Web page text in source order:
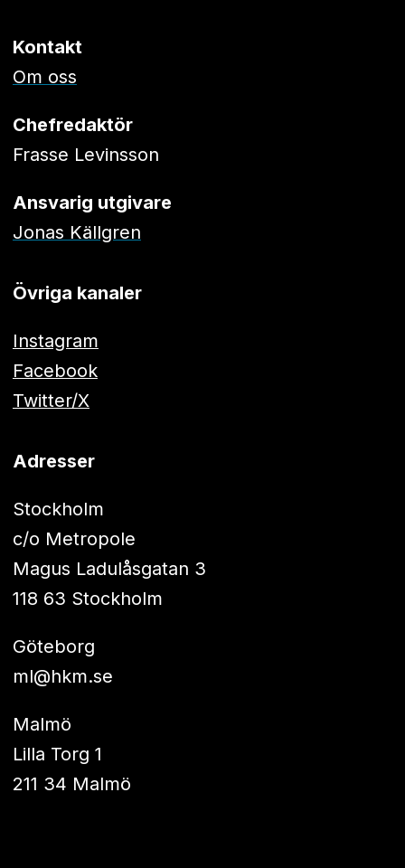
Kontakt
Om oss
Chefredaktör
Frasse Levinsson
Ansvarig utgivare
Jonas Källgren
Övriga kanaler
Instagram
Facebook
Twitter/X
Adresser
Stockholm
c/o Metropole
Magus Ladulåsgatan 3
118 63 Stockholm
Göteborg
ml@hkm.se
Malmö
Lilla Torg 1
211 34 Malmö